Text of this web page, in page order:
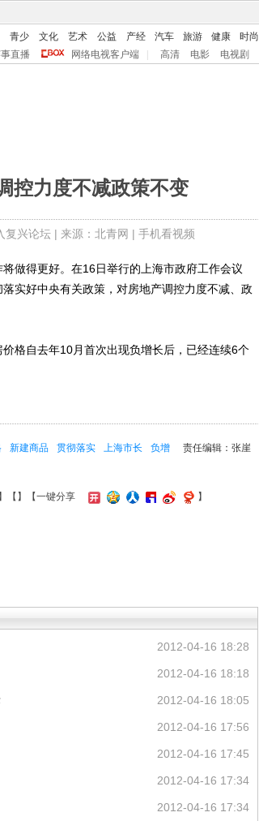
青少 文化 艺术 公益 产经 汽车 旅游 健康 时尚
直播 网络电视客户端 高清 电影 电视剧
控力度不减政策不变
复兴论坛| 来源：北青网 | 手机看视频
得更好。在16日举行的上海市政府工作会议
实好中央有关政策，对房地产调控力度不减、政
自去年10月首次出现负增长后，已经连续6个
责任编辑：张崖
新建商品 贯彻落实 上海市长
负增
】【 】 【一键分享 】
2012-04-16 18:28
2012-04-16 18:18
2012-04-16 18:05
2012-04-16 17:56
2012-04-16 17:45
2012-04-16 17:34
2012-04-16 17:34